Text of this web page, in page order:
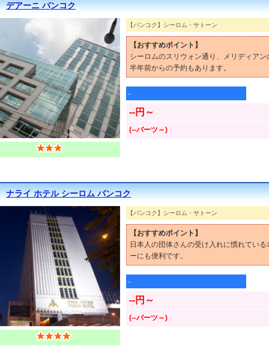
デアーニ バンコク
【バンコク】シーロム・サトーン
【おすすめポイント】
シーロムのスリウォン通り、メリディア
半年前からの予約もあります。
--
--円～
(--バーツ～)
ナライ ホテル シーロム バンコク
【バンコク】シーロム・サトーン
【おすすめポイント】
日本人の団体さんの受け入れに慣れてい
ーにも便利です。
--
--円～
(--バーツ～)